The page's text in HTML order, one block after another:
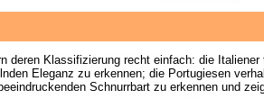
Klassifizierung recht einfach: die Italiener
Eleganz zu erkennen; die Portugiesen
Schnurrbart zu erkennen und